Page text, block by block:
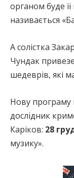
органом буде
називається
А солістка
Чундак
шедеврів, які
Нову програму
дослідник
Каріков: 28
музику».